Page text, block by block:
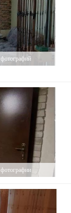
фотографий
фотографии